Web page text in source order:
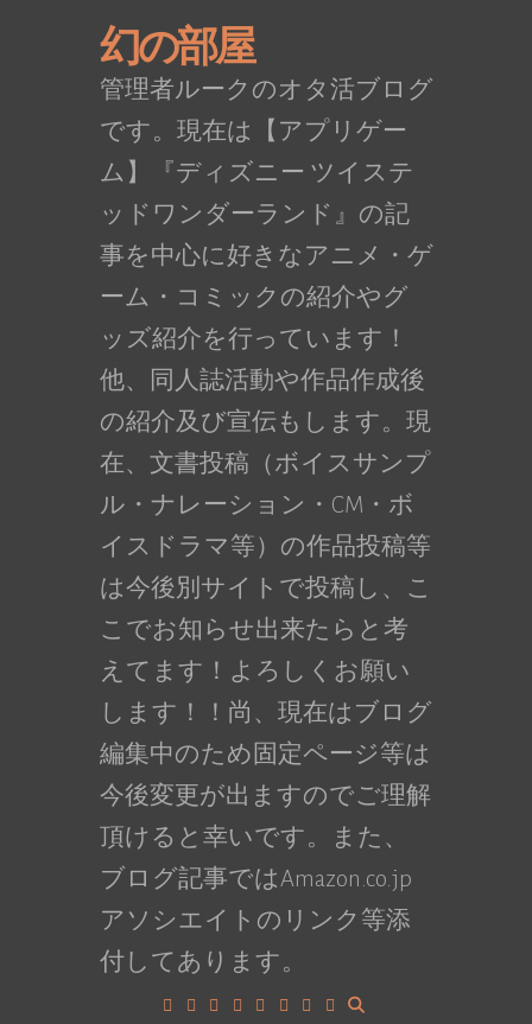
幻の部屋
管理者ルークのオタ活ブログ
です。現在は【アプリゲー
ム】『ディズニー ツイステ
ッドワンダーランド』の記
事を中心に好きなアニメ・ゲ
ーム・コミックの紹介やグ
ッズ紹介を行っています！
他、同人誌活動や作品作成後
の紹介及び宣伝もします。現
在、文書投稿（ボイスサンプ
ル・ナレーション・CM・ボ
イスドラマ等）の作品投稿等
は今後別サイトで投稿し、こ
こでお知らせ出来たらと考
えてます！よろしくお願い
します！！尚、現在はブログ
編集中のため固定ページ等は
今後変更が出ますのでご理解
頂けると幸いです。また、
ブログ記事ではAmazon.co.jp
アソシエイトのリンク等添
付してあります。